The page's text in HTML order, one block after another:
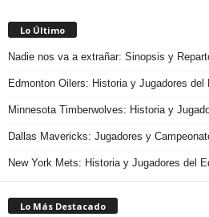
Lo Último
Nadie nos va a extrañar: Sinopsis y
Edmonton Oilers: Historia y Jugadores del
Minnesota Timberwolves: Historia y
Dallas Mavericks: Jugadores y
New York Mets: Historia y Jugadores del
Lo Más Destacado